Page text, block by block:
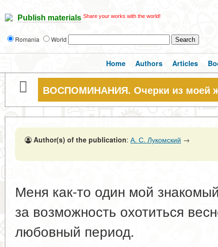
Publish materials Share your works with the world!
Romania World
Home Authors Articles
ВОСПОМИНАНИЯ. Очерки из моей
Author(s) of the publication: А. С. Лукомский →
Меня как-то один мой
за возможность охотиться
любовный период.